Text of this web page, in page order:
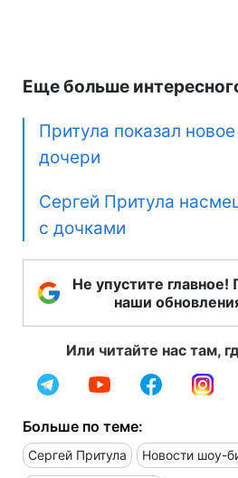
Еще больше
Притула показал
дочери
Сергей Притула
с дочками
Не упустите
наши
Или читайте нас там,
Больше по теме:
Сергей Притула Новости шоу-